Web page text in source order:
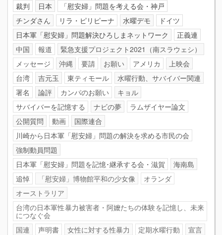
裁判
日本
「慰安婦」問題を考える会・神戸
チンダさん
リラ・ピリピーナ 水曜デモ
ドイツ
日本軍「慰安婦」問題解決ひろしまネットワーク
正義連
中国
報道
緊急支援プロジェクト2021（南スラウェシ）
メッセージ
沖縄 要請 お願い アメリカ
上映会
台湾
吉元玉 東ティモール
水曜行動、サバイバー関連
署名
論評 カンパのお願い
キョル
サバイバーを記憶する
ナビの夢
ラムザイヤー論文
公開質問
動画
国際連合
川崎から日本軍「慰安婦」問題の解決を求める市民の会
強制動員問題
日本軍「慰安婦」問題を記憶･継承する会・滋賀
海南島
追悼
「慰安婦」博物館平和の少女像
オランダ
オーストラリア
台湾の日本軍性暴力被害者・阿嬤たちの体験を記憶し、未来
につなぐ会
国連
声明書 女性に対する性暴力 定期水曜行動
宣言